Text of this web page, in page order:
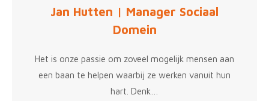
Jan Hutten | Manager Sociaal
Domein
Het is onze passie om zoveel mogelijk mensen aan
een baan te helpen waarbij ze werken vanuit hun
hart. Denk…